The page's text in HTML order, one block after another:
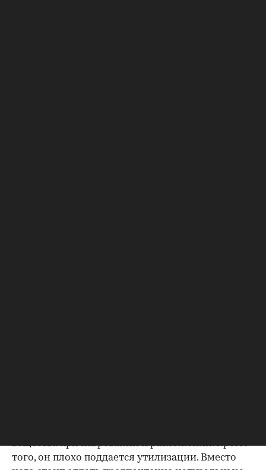
вещества при нагревании и разложении. Кроме
того, он плохо поддается утилизации. Вместо